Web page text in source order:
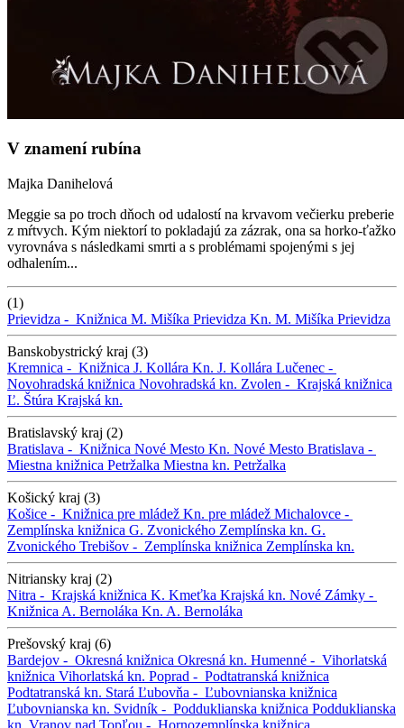
V znamení rubína
Majka Danihelová
Meggie sa po troch dňoch od udalostí na krvavom večierku preberie
z mŕtvych. Kým niektorí to pokladajú za zázrak, ona sa horko-ťažko
vyrovnáva s následkami smrti a s problémami spojenými s jej
odhalením...
(1)
Prievidza - Knižnica M. Mišíka Prievidza Kn. M. Mišíka Prievidza
Banskobystrický kraj (3)
Kremnica - Knižnica J. Kollára Kn. J. Kollára Lučenec -
Novohradská knižnica Novohradská kn. Zvolen - Krajská knižnica
Ľ. Štúra Krajská kn.
Bratislavský kraj (2)
Bratislava - Knižnica Nové Mesto Kn. Nové Mesto Bratislava -
Miestna knižnica Petržalka Miestna kn. Petržalka
Košický kraj (3)
Košice - Knižnica pre mládež Kn. pre mládež Michalovce -
Zemplínska knižnica G. Zvonického Zemplínska kn. G.
Zvonického Trebišov - Zemplínska knižnica Zemplínska kn.
Nitriansky kraj (2)
Nitra - Krajská knižnica K. Kmeťka Krajská kn. Nové Zámky -
Knižnica A. Bernoláka Kn. A. Bernoláka
Prešovský kraj (6)
Bardejov - Okresná knižnica Okresná kn. Humenné - Vihorlatská
knižnica Vihorlatská kn. Poprad - Podtatranská knižnica
Podtatranská kn. Stará Ľubovňa - Ľubovnianska knižnica
Ľubovnianska kn. Svidník - Podduklianska knižnica Podduklianska
kn. Vranov nad Topľou - Hornozemplínska knižnica